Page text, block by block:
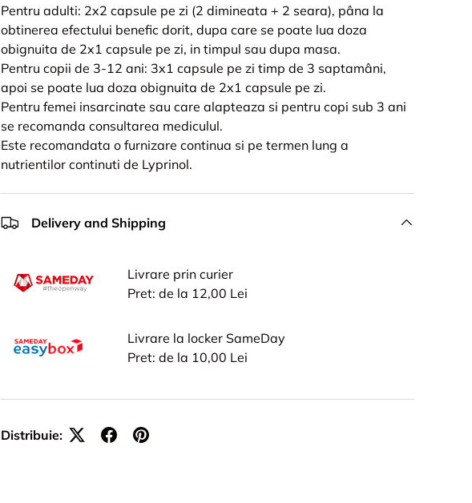
Pentru adulti: 2x2 capsule pe zi (2 dimineata + 2 seara), pâna la
obtinerea efectului benefic dorit, dupa care se poate lua doza
obignuita de 2x1 capsule pe zi, in timpul sau dupa masa.
Pentru copii de 3-12 ani: 3x1 capsule pe zi timp de 3 saptamâni,
apoi se poate lua doza obignuita de 2x1 capsule pe zi.
Pentru femei insarcinate sau care alapteaza si pentru copi sub 3 ani
se recomanda consultarea mediculul.
Este recomandata o furnizare continua si pe termen lung a
nutrientilor continuti de Lyprinol.
Delivery and Shipping
Livrare prin curier
Pret: de la 12,00 Lei
Livrare la locker SameDay
Pret: de la 10,00 Lei
Distribuie: